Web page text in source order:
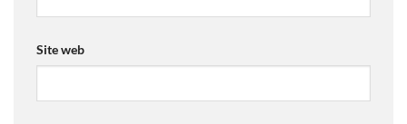
Site web